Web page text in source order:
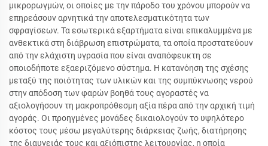
μικρορωγμών, οι οποίες με την πάροδο του χρόνου μπορούν να
επηρεάσουν αρνητικά την αποτελεσματικότητα των
σφραγίσεων. Τα εσωτερικά εξαρτήματα είναι επικαλυμμένα με
ανθεκτικά στη διάβρωση επιστρώματα, τα οποία προστατεύουν
από την ελάχιστη υγρασία που είναι αναπόφευκτη σε
οποιοδήποτε εξαεριζόμενο σύστημα. Η κατανόηση της σχέσης
μεταξύ της ποιότητας των υλικών και της συμπύκνωσης νερού
στην απόδοση των φαρών βοηθά τους αγοραστές να
αξιολογήσουν τη μακροπρόθεσμη αξία πέρα από την αρχική τιμή
αγοράς. Οι προηγμένες μονάδες δικαιολογούν το υψηλότερο
κόστος τους μέσω μεγαλύτερης διάρκειας ζωής, διατήρησης
της διαυγειάς τους και αξιόπιστης λειτουργίας, η οποία